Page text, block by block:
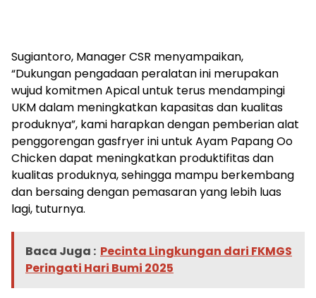
Sugiantoro, Manager CSR menyampaikan,
“Dukungan pengadaan peralatan ini merupakan
wujud komitmen Apical untuk terus mendampingi
UKM dalam meningkatkan kapasitas dan kualitas
produknya”, kami harapkan dengan pemberian alat
penggorengan gasfryer ini untuk Ayam Papang Oo
Chicken dapat meningkatkan produktifitas dan
kualitas produknya, sehingga mampu berkembang
dan bersaing dengan pemasaran yang lebih luas
lagi, tuturnya.
Baca Juga : Pecinta Lingkungan dari FKMGS
Peringati Hari Bumi 2025